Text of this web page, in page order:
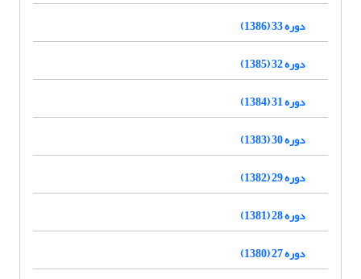
دوره 33 (1386)
دوره 32 (1385)
دوره 31 (1384)
دوره 30 (1383)
دوره 29 (1382)
دوره 28 (1381)
دوره 27 (1380)